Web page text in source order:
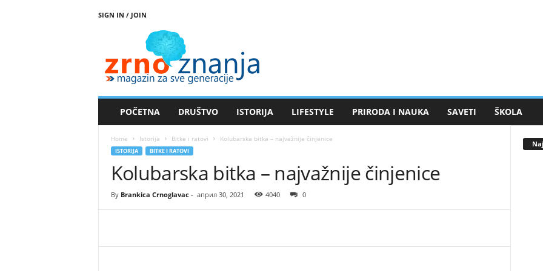
SIGN IN / JOIN
POČETNA DRUŠTVO ISTORIJA LIFESTYLE PRIRODA I NAUKA SAVETI ŠKOLA
Home Istorija Bitke i ratovi Kolubarska bitka – najvažnije činjenice
ISTORIJA BITKE I RATOVI
Kolubarska bitka – najvažnije činjenice
By Brankica Crnoglavac- април 30, 2021 4040 0